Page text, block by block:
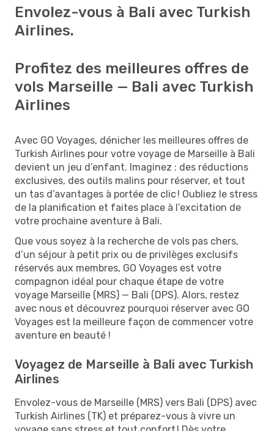
Envolez-vous à Bali avec Turkish
Airlines.
Profitez des meilleures offres de
vols Marseille — Bali avec Turkish
Airlines
Avec GO Voyages, dénicher les meilleures offres de
Turkish Airlines pour votre voyage de Marseille à Bali
devient un jeu d’enfant. Imaginez : des réductions
exclusives, des outils malins pour réserver, et tout
un tas d’avantages à portée de clic ! Oubliez le stress
de la planification et faites place à l’excitation de
votre prochaine aventure à Bali.
Que vous soyez à la recherche de vols pas chers,
d’un séjour à petit prix ou de privilèges exclusifs
réservés aux membres, GO Voyages est votre
compagnon idéal pour chaque étape de votre
voyage Marseille (MRS) — Bali (DPS). Alors, restez
avec nous et découvrez pourquoi réserver avec GO
Voyages est la meilleure façon de commencer votre
aventure en beauté !
Voyagez de Marseille à Bali avec Turkish
Airlines
Envolez-vous de Marseille (MRS) vers Bali (DPS) avec
Turkish Airlines (TK) et préparez-vous à vivre un